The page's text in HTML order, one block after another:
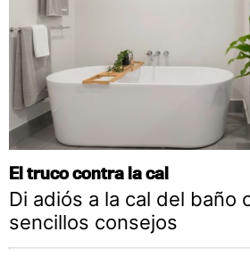
El truco contra la cal
Di adiós a la cal del baño
sencillos consejos